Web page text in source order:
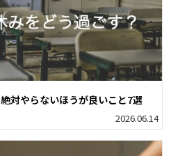
対やらないほうが良いこと7選
2026.06.14